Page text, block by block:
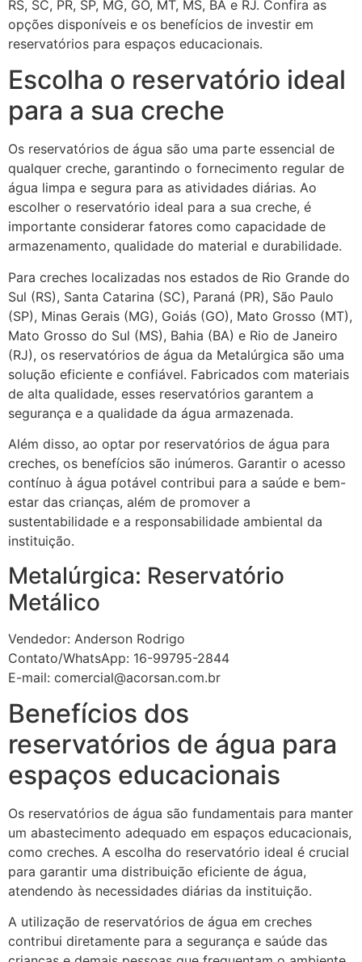
RS, SC, PR, SP, MG, GO, MT, MS, BA e RJ. Confira as
opções disponíveis e os benefícios de investir em
reservatórios para espaços educacionais.
Escolha o reservatório ideal
para a sua creche
Os reservatórios de água são uma parte essencial de
qualquer creche, garantindo o fornecimento regular de
água limpa e segura para as atividades diárias. Ao
escolher o reservatório ideal para a sua creche, é
importante considerar fatores como capacidade de
armazenamento, qualidade do material e durabilidade.
Para creches localizadas nos estados de Rio Grande do
Sul (RS), Santa Catarina (SC), Paraná (PR), São Paulo
(SP), Minas Gerais (MG), Goiás (GO), Mato Grosso (MT),
Mato Grosso do Sul (MS), Bahia (BA) e Rio de Janeiro
(RJ), os reservatórios de água da Metalúrgica são uma
solução eficiente e confiável. Fabricados com materiais
de alta qualidade, esses reservatórios garantem a
segurança e a qualidade da água armazenada.
Além disso, ao optar por reservatórios de água para
creches, os benefícios são inúmeros. Garantir o acesso
contínuo à água potável contribui para a saúde e bem-
estar das crianças, além de promover a
sustentabilidade e a responsabilidade ambiental da
instituição.
Metalúrgica: Reservatório
Metálico
Vendedor: Anderson Rodrigo
Contato/WhatsApp: 16-99795-2844
E-mail: comercial@acorsan.com.br
Benefícios dos
reservatórios de água para
espaços educacionais
Os reservatórios de água são fundamentais para manter
um abastecimento adequado em espaços educacionais,
como creches. A escolha do reservatório ideal é crucial
para garantir uma distribuição eficiente de água,
atendendo às necessidades diárias da instituição.
A utilização de reservatórios de água em creches
contribui diretamente para a segurança e saúde das